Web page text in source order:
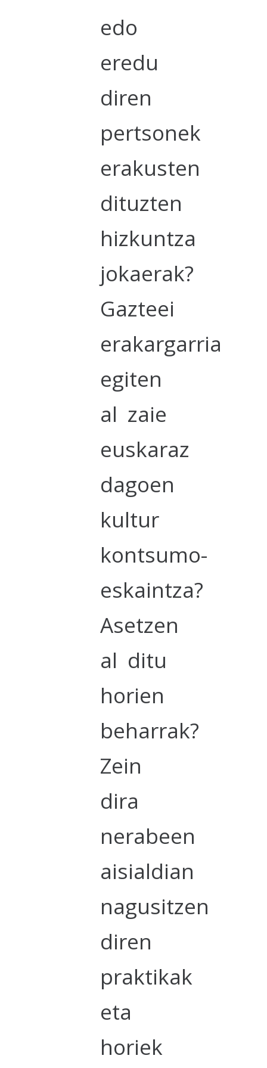
edo
eredu
diren
pertsonek
erakusten
dituzten
hizkuntza
jokaerak?
Gazteei
erakargarria
egiten
al zaie
euskaraz
dagoen
kultur
kontsumo-
eskaintza?
Asetzen
al ditu
horien
beharrak?
Zein
dira
nerabeen
aisialdian
nagusitzen
diren
praktikak
eta
horiek